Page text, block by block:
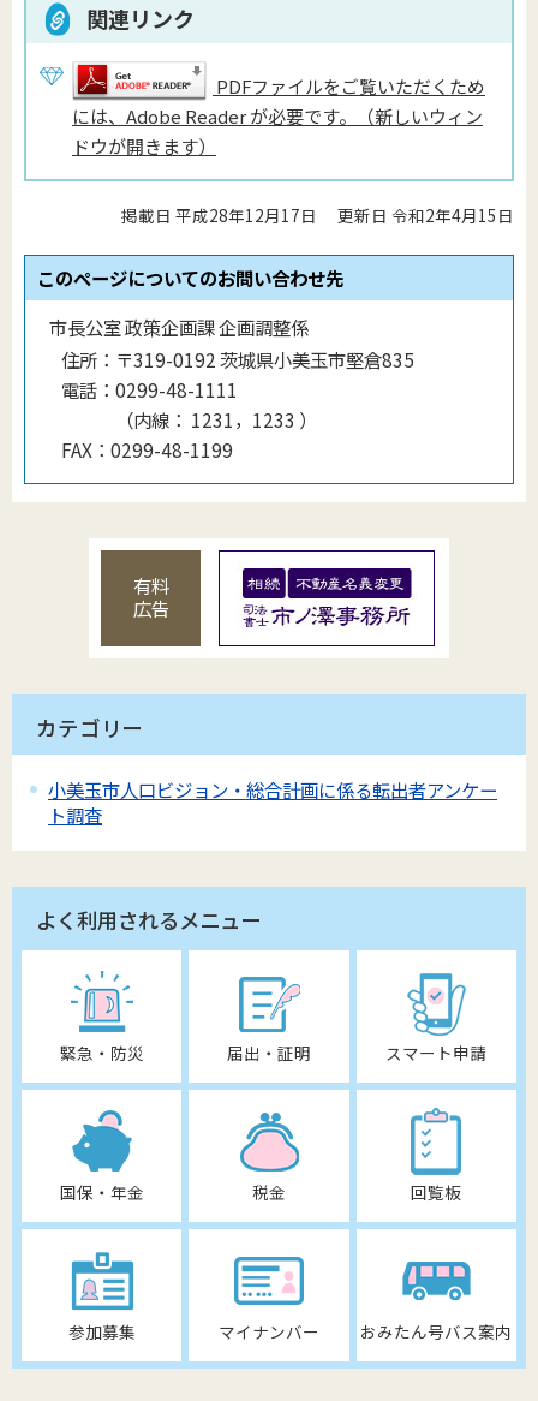
関連リンク
PDFファイルをご覧いただくため
には、Adobe Reader が必要です。（新しいウィン
ドウが開きます）
掲載日 平成28年12月17日 更新日 令和2年4月15日
このページについてのお問い合わせ先
市長公室 政策企画課 企画調整係
住所： 〒319-0192 茨城県小美玉市堅倉835
電話： 0299-48-1111
（内線 ： 1231，1233 ）
FAX： 0299-48-1199
有料
広告
カテゴリー
小美玉市人口ビジョン・総合計画に係る転出者アンケー
ト調査
よく利用されるメニュー
緊急・防災 届出・証明 スマート申請
国保・年金 税金 回覧板
参加募集 マイナンバー おみたん号バス案内